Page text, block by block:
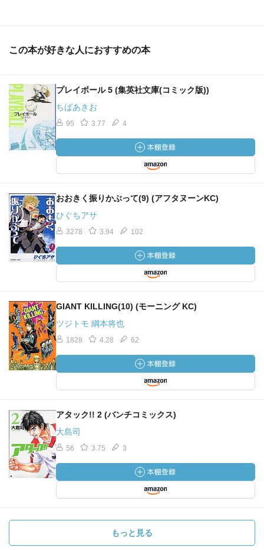
この本が好きな人におすすめの本
プレイボール 5 (集英社文庫(コミック版))
ちばあきお
95 3.77 4
おおきく振りかぶって(9) (アフタヌーンKC)
ひぐちアサ
3278 3.94 102
GIANT KILLING(10) (モーニング KC)
ツジトモ 綱本将也
1828 4.28 62
アタック!! 2 (バンチコミックス)
大島司
56 3.75 3
もっと見る